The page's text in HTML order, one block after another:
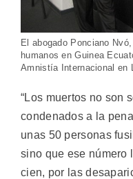
El abogado Ponciano
humanos en Guinea
Amnistía Internacional en
“Los muertos no son
condenados a la
unas 50 personas
sino que ese número
cien, por las